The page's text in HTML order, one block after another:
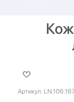
Артикул: